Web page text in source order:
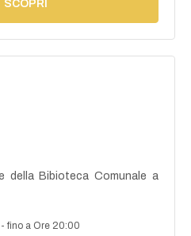
SCOPRI
della Bibioteca Comunale a
-fino a Ore 20:00